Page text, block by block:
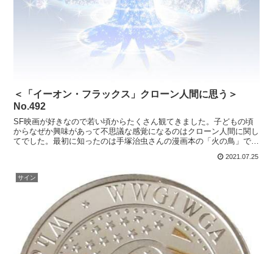
＜「イーオン・フラックス」クローン人間に思う＞
No.492
SF映画が好きなので若い頃からたくさん観てきました。子どもの頃
からなぜか興味があって不思議な感覚になるのはクローン人間に関し
てでした。最初に知ったのは手塚治虫さんの漫画本の「火の鳥」でで
2021.07.25
サイン